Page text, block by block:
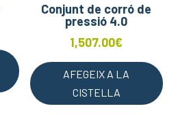
Conjunt de corró de
pressió 4.0
1,507.00€
AFEGEIX A LA
CISTELLA